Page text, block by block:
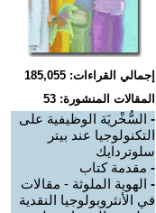
إجمالي القراءات: 185,055
المقالات المنشورة: 53
- السُّخْريَة الوظيفية على
التكنولوجيا عند بيتر
سلوتردايك
- مقدمة كتاب
- الهوية الملوثة - مقالات
في الأنثروبولوجيا النقدية